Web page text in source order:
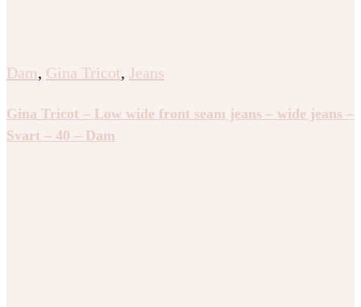
Dam, Gina Tricot, Jeans
Gina Tricot – Low wide front seam jeans – wide jeans –
Svart – 40 – Dam